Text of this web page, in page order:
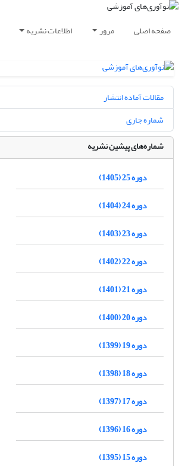
صفحه اصلی مرور اطلاعات نشریه
مقالات آماده انتشار
شماره جاری
شماره‌های پیشین نشریه
دوره 25 (1405)
دوره 24 (1404)
دوره 23 (1403)
دوره 22 (1402)
دوره 21 (1401)
دوره 20 (1400)
دوره 19 (1399)
دوره 18 (1398)
دوره 17 (1397)
دوره 16 (1396)
دوره 15 (1395)